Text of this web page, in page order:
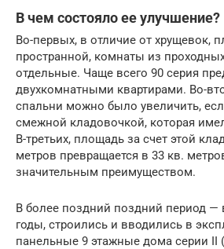
В чем состояло ее улучшение?
Во-первых, в отличие от хрущевок,
пространной, комнаты из
отдельные. Чаще всего 90 серия
двухкомнатными квартирами. Во-
спальни можно было увеличить,
смежной кладовочкой, которая
В-третьих, площадь за счет этой
метров превращается в 33 кв.
значительным преимуществом.
В более поздний поздний период —
годы, строились и вводились в
панельные 9 этажные дома серии II